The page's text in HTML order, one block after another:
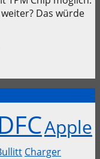
Das würde
Apple
Charger